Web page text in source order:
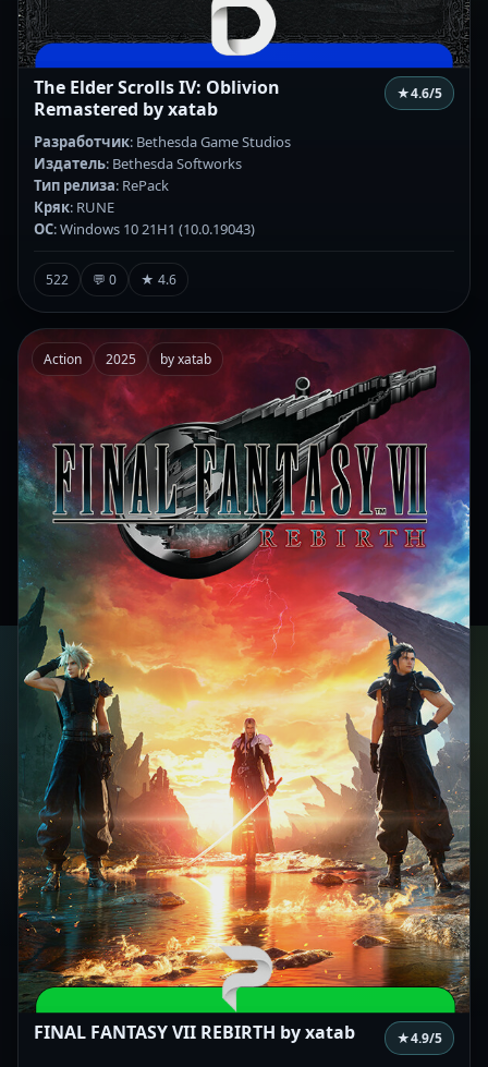
The Elder Scrolls IV: Oblivion
Remastered by xatab
★4.6/5
Разработчик: Bethesda Game Studios
Издатель: Bethesda Softworks
Тип релиза: RePack
Кряк: RUNE
ОС: Windows 10 21H1 (10.0.19043)
522 💬 0 ★ 4.6
Action 2025 by xatab
FINAL FANTASY VII REBIRTH by xatab ★4.9/5